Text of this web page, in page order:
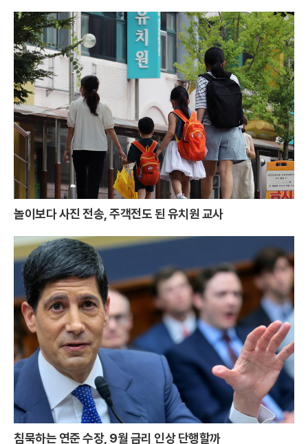
놀이보다 사진 전송, 주객전도 된 유치원 교사
침묵하는 연준 수장, 9월 금리 인상 단행할까